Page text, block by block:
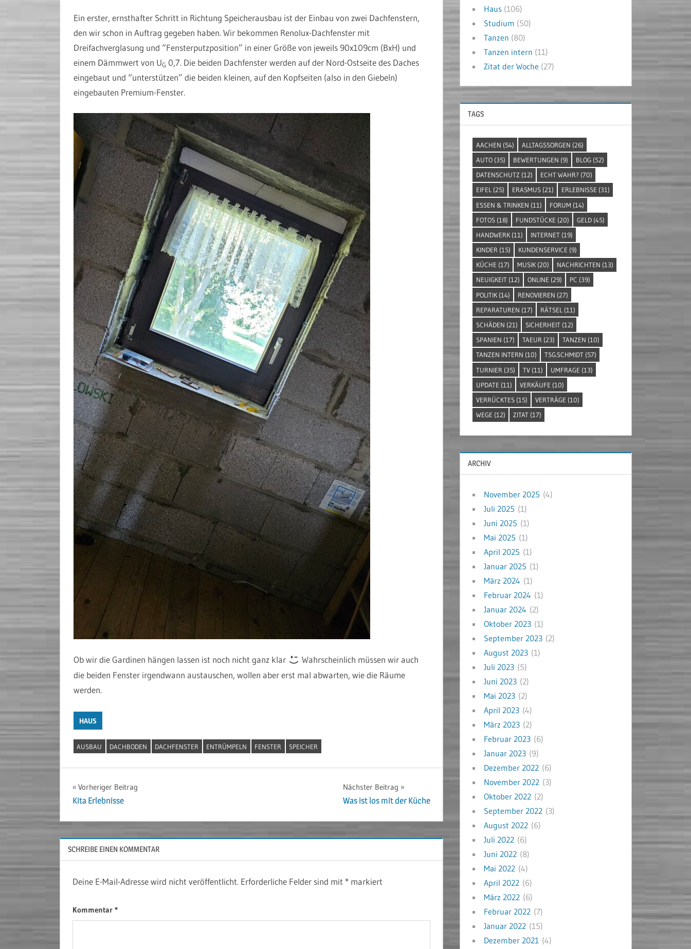
Ein erster, ernsthafter Schritt in Richtung Speicherausbau ist der Einbau von zwei Dachfenstern,
den wir schon in Auftrag gegeben haben. Wir bekommen Renolux-Dachfenster mit
Dreifachverglasung und “Fensterputzposition” in einer Größe von jeweils 90x109cm (BxH) und
einem Dämmwert von UG0,7. Die beiden Dachfenster werden auf der Nord-Ostseite des Daches
eingebaut und “unterstützen” die beiden kleinen, auf den Kopfseiten (also in den Giebeln)
eingebauten Premium-Fenster.
Ob wir die Gardinen hängen lassen ist noch nicht ganz klar
Wahrscheinlich müssen wir auch
die beiden Fenster irgendwann austauschen, wollen aber erst mal abwarten, wie die Räume
werden.
HAUS
AUSBAU DACHBODEN DACHFENSTER ENTRÜMPELN FENSTER SPEICHER
Beitragsnavigation
Vorheriger Beitrag
Kita Erlebnisse
Nächster Beitrag
Was ist los mit der Küche
SCHREIBE EINEN KOMMENTAR
Deine E-Mail-Adresse wird nicht veröffentlicht. Erforderliche Felder sind mit * markiert
Kommentar *
Haus (106)
Studium (50)
Tanzen (80)
Tanzen intern (11)
Zitat der Woche (27)
TAGS
AACHEN (54) ALLTAGSSORGEN (26)
AUTO(35) BEWERTUNGEN (9) BLOG(52)
DATENSCHUTZ (12) ECHT WAHR? (70)
EIFEL(25) ERASMUS(21) ERLEBNISSE (31)
ESSEN & TRINKEN (11) FORUM (14)
FOTOS(18) FUNDSTÜCKE (20) GELD(45)
HANDWERK(11) INTERNET(19)
KINDER (15) KUNDENSERVICE (9)
KÜCHE (17) MUSIK(20) NACHRICHTEN (13)
NEUIGKEIT(12) ONLINE (29) PC (39)
POLITIK(14) RENOVIEREN (27)
REPARATUREN (17) RÄTSEL (11)
SCHÄDEN (21) SICHERHEIT(12)
SPANIEN (17) TAEUR(23) TANZEN (10)
TANZEN INTERN (10) TSG.SCHMIDT(57)
TURNIER (35) TV(11) UMFRAGE (13)
UPDATE (11) VERKÄUFE (10)
VERRÜCKTES(15) VERTRÄGE (10)
WEGE (12) ZITAT(17)
ARCHIV
November 2025 (4)
Juli 2025 (1)
Juni 2025 (1)
Mai 2025 (1)
April 2025 (1)
Januar 2025 (1)
März 2024 (1)
Februar 2024 (1)
Januar 2024 (2)
Oktober 2023 (1)
September 2023 (2)
August 2023 (1)
Juli 2023 (5)
Juni 2023 (2)
Mai 2023 (2)
April 2023 (4)
März 2023 (2)
Februar 2023 (6)
Januar 2023 (9)
Dezember 2022 (6)
November 2022 (3)
Oktober 2022 (2)
September 2022 (3)
August 2022 (6)
Juli 2022 (6)
Juni 2022 (8)
Mai 2022 (4)
April 2022 (6)
März 2022 (6)
Februar 2022 (7)
Januar 2022 (15)
Dezember 2021 (4)